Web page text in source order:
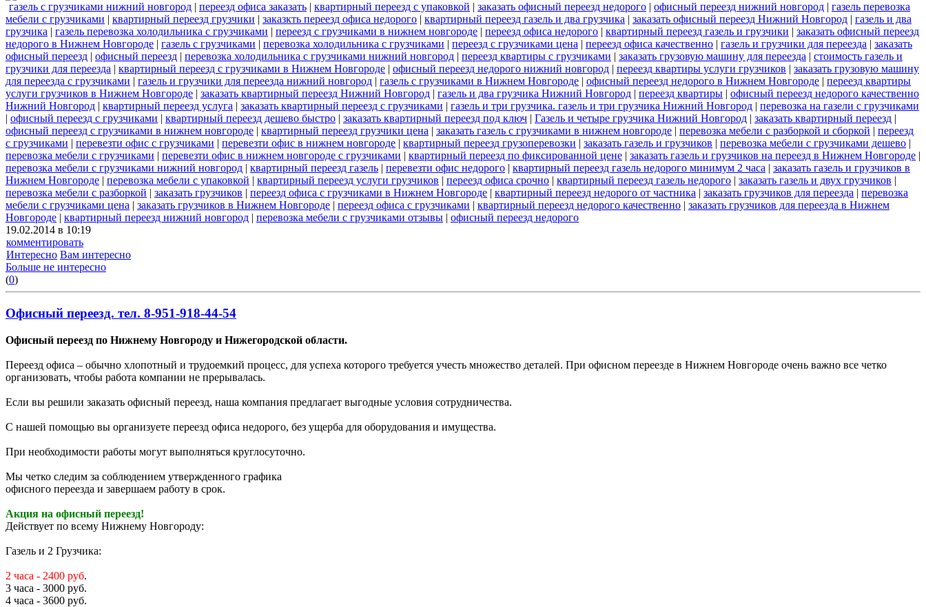
газель с грузчиками нижний новгород | переезд офиса заказать | квартирный переезд с упаковкой | заказать офисный переезд недорого | офисный переезд нижний новгород | газель перевозка
мебели с грузчиками | квартирный переезд грузчики | заказкть переезд офиса недорого | квартирный переезд газель и два грузчика | заказать офисный переезд Нижний Новгород | газель и два
грузчика | газель перевозка холодильника с грузчиками | переезд с грузчиками в нижнем новгороде | переезд офиса недорого | квартирный переезд газель и грузчики | заказать офисный переезд
недорого в Нижнем Новгороде | газель с грузчиками | перевозка холодильника с грузчиками | переезд с грузчиками цена | переезд офиса качественно | газель и грузчики для переезда | заказать
офисный переезд | офисный переезд | перевозка холодильника с грузчиками нижний новгород | переезд квартиры с грузчиками | заказать грузовую машину для переезда | стоимость газель и
грузчики для переезда | квартирный переезд с грузчиками в Нижнем Новгороде | офисный переезд недорого нижний новгород | переезд квартиры услуги грузчиков | заказать грузовую машину
для переезда с грузчиками | газель и грузчики для переезда нижний новгород | газель с грузчиками в Нижнем Новгороде | офисный переезд недорого в Нижнем Новгороде | переезд квартиры
услуги грузчиков в Нижнем Новгороде | заказать квартирный переезд Нижний Новгород | газель и два грузчика Нижний Новгород | переезд квартиры | офисный переезд недорого качественно
Нижний Новгород | квартирный переезд услуга | заказать квартирный переезд с грузчиками | газель и три грузчика. газель и три грузчика Нижний Новгород | перевозка на газели с грузчиками
| офисный переезд с грузчиками | квартирный переезд дешево быстро | заказать квартирный переезд под ключ | Газель и четыре грузчика Нижний Новгород | заказать квартирный переезд |
офисный переезд с грузчиками в нижнем новгороде | квартирный переезд грузчики цена | заказать газель с грузчиками в нижнем новгороде | перевозка мебели с разборкой и сборкой | переезд
с грузчиками | перевезти офис с грузчиками | перевезти офис в нижнем новгороде | квартирный переезд грузоперевозки | заказать газель и грузчиков | перевозка мебели с грузчиками дешево |
перевозка мебели с грузчиками | перевезти офис в нижнем новгороде с грузчиками | квартирный переезд по фиксированной цене | заказать газель и грузчиков на переезд в Нижнем Новгороде |
перевозка мебели с грузчиками нижний новгород | квартирный переезд газель | перевезти офис недорого | квартирный переезд газель недорого минимум 2 часа | заказать газель и грузчиков в
Нижнем Новгороде | перевозка мебели с упаковкой | квартирный переезд услуги грузчиков | переезд офиса срочно | квартирный переезд газель недорого | заказать газель и двух грузчиков |
перевозка мебели с разборкой | заказать грузчиков | переезд офиса с грузчиками в Нижнем Новгороде | квартирный переезд недорого от частника | заказать грузчиков для переезда | перевозка
мебели с грузчиками цена | заказать грузчиков в Нижнем Новгороде | переезд офиса с грузчиками | квартирный переезд недорого качественно | заказать грузчиков для переезда в Нижнем
Новгороде | квартирный переезд нижний новгород | перевозка мебели с грузчиками отзывы | офисный переезд недорого
19.02.2014 в 10:19
комментировать
Интересно Вам интересно
Больше не интересно
(0)
Офисный переезд. тел. 8-951-918-44-54
Офисный переезд по Нижнему Новгороду и Нижегородской области.
Переезд офиса – обычно хлопотный и трудоемкий процесс, для успеха которого требуется учесть множество деталей. При офисном переезде в Нижнем Новгороде очень важно все четко
организовать, чтобы работа компании не прерывалась.
Если вы решили заказать офисный переезд, наша компания предлагает выгодные условия сотрудничества.
С нашей помощью вы организуете переезд офиса недорого, без ущерба для оборудования и имущества.
При необходимости работы могут выполняться круглосуточно.
Мы четко следим за соблюдением утвержденного графика
офисного переезда и завершаем работу в срок.
Акция на офисный переезд!
Действует по всему Нижнему Новгороду:
Газель и 2 Грузчика:
2 часа - 2400 руб.
3 часа - 3000 руб.
4 часа - 3600 руб.